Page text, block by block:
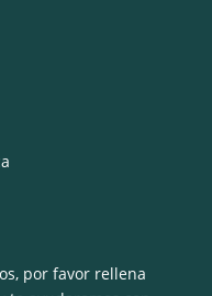
por favor rellena